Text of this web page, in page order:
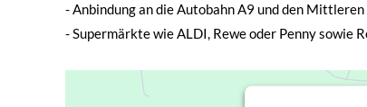
- Anbindung an die Autobahn A9 und den
- Supermärkte wie ALDI, Rewe oder Penny sowie